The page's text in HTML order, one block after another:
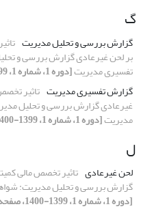
گ
گزارش بررسی و تحلیل مدیریت
بر لحن غیرعادی گزارش بررسی و
تفسیری مدیریت[دوره 1، شماره 1، 1399-1400، صفحه 56-71]
گزارش تفسیری مدیریت تاثیر
غیرعادی گزارش بررسی و تحلیل
مدیریت[دوره 1، شماره 1، 1399-1400، صفحه 56-71]
ل
لحن غیرعادی تاثیر تخصص مالی
گزارش بررسی و تحلیل مدیریت:
[دوره 1، شماره 1، 1399-1400، صفحه 56-71]